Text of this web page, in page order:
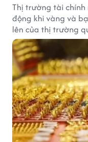
Thị trường tài chính
động khi vàng và
lên của thị trường
ngân hàng tiếp tục
đỉnh mới.